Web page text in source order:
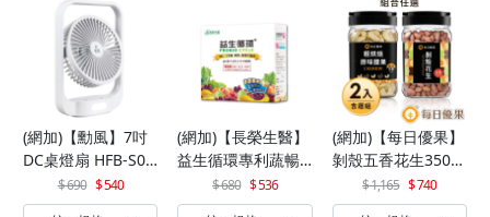
(網加)【勳風】7吋
DC桌燈扇 HFB-S06
690 540
(網加)【長榮生醫】
益生循環專利蔬暢
配方輕體順暢(30包/
盒)x1
680 536
(網加)【每日優果】
剝殼五香花生350G
+罐裝原味烘焙腰果
320G
1,165 740